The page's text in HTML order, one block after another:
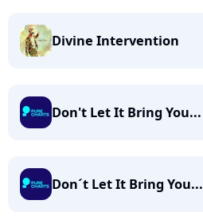
Divine Intervention
Don't Let It Bring You...
Don´t Let It Bring You...